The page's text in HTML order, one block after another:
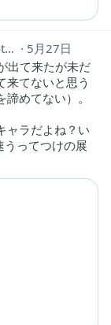
5月27日
出て来たが未だ
来てないと思う
めてない）。
ャラだよね？い
ってつけの展